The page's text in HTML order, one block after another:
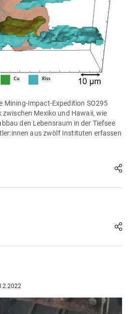
Mining-Impact-Expedition SO295
Mexiko und Hawaii, wie
den Lebensraum in der Tiefsee
aus zwölf Instituten erfassen